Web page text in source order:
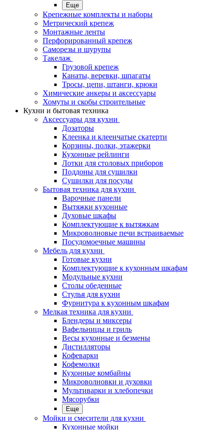
Еще
Крепежные комплекты и наборы
Метрический крепеж
Монтажные ленты
Перфорированный крепеж
Саморезы и шурупы
Такелаж
Грузовой крепеж
Канаты, веревки, шпагаты
Тросы, цепи, штанги, крюки
Химические анкеры и аксессуары
Хомуты и скобы строительные
Кухни и бытовая техника
Аксессуары для кухни
Дозаторы
Клеенка и клеенчатые скатерти
Корзины, полки, этажерки
Кухонные рейлинги
Лотки для столовых приборов
Поддоны для сушилки
Сушилки для посуды
Бытовая техника для кухни
Варочные панели
Вытяжки кухонные
Духовые шкафы
Комплектующие к вытяжкам
Микроволновые печи встраиваемые
Посудомоечные машины
Мебель для кухни
Готовые кухни
Комплектующие к кухонным шкафам
Модульные кухни
Столы обеденные
Стулья для кухни
Фурнитура к кухонным шкафам
Мелкая техника для кухни
Блендеры и миксеры
Вафельницы и гриль
Весы кухонные и безмены
Дистилляторы
Кофеварки
Кофемолки
Кухонные комбайны
Микроволновки и духовки
Мультиварки и хлебопечки
Мясорубки
Еще
Мойки и смесители для кухни
Кухонные мойки